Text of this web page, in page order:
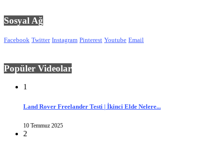
Sosyal Ağ
Facebook Twitter Instagram Pinterest Youtube Email
Popüler Videolar
1
Land Rover Freelander Testi | İkinci Elde Nelere...
10 Temmuz 2025
2